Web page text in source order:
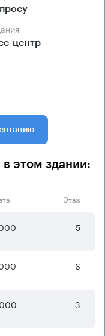
центр
этом здании:
Этаж
5
6
3